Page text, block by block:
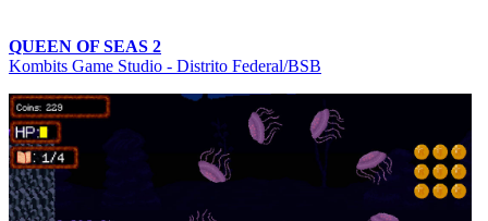
QUEEN OF SEAS 2
Kombits Game Studio - Distrito Federal/BSB